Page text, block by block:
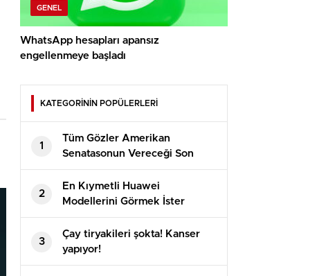
GENEL
WhatsApp hesapları apansız
engellenmeye başladı
KATEGORİNİN POPÜLERLERİ
1
Tüm Gözler Amerikan
Senatasonun Vereceği Son
Kararda
2
En Kıymetli Huawei
Modellerini Görmek İster
Misiniz? Karşınızda Caviar
Dayanaklı Mate 70 RS ve Mate
X6
3
Çay tiryakileri şokta! Kanser
yapıyor!